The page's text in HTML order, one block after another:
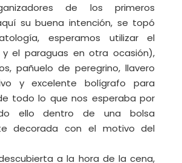
de los primeros
su buena intención, se topó
esperamos utilizar el
y el paraguas en otra ocasión),
pañuelo de peregrino, llavero
y excelente bolígrafo para
todo lo que nos esperaba por
ello dentro de una bolsa
decorada con el motivo del
a la hora de la cena,